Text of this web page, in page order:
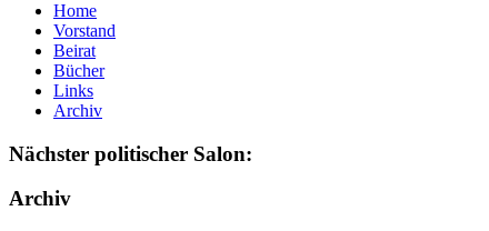
Home
Vorstand
Beirat
Bücher
Links
Archiv
Nächster politischer Salon:
Archiv